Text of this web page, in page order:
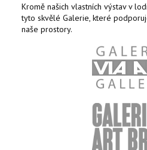
Kromě našich vlastních výstav v
tyto skvělé Galerie, které
naše prostory.